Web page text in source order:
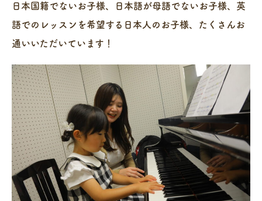
日本国籍でないお子様、日本語が母語でないお子様、英
語でのレッスンを希望する日本人のお子様、たくさんお
通いいただいています！